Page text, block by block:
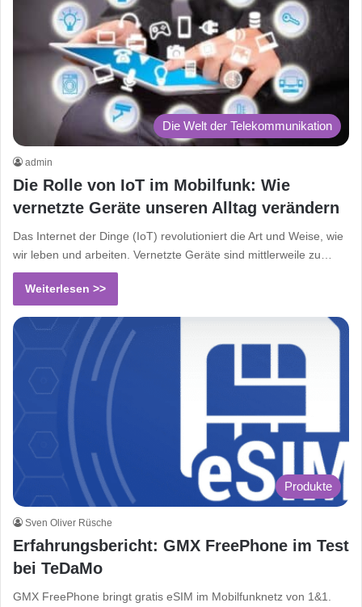
Die Welt der Telekommunikation
admin
Die Rolle von IoT im Mobilfunk: Wie
vernetzte Geräte unseren Alltag verändern
Das Internet der Dinge (IoT) revolutioniert die Art und Weise, wie
wir leben und arbeiten. Vernetzte Geräte sind mittlerweile zu…
Weiterlesen >>
Produkte
Sven Oliver Rüsche
Erfahrungsbericht: GMX FreePhone im Test
bei TeDaMo
GMX FreePhone bringt gratis eSIM im Mobilfunknetz von 1&1.